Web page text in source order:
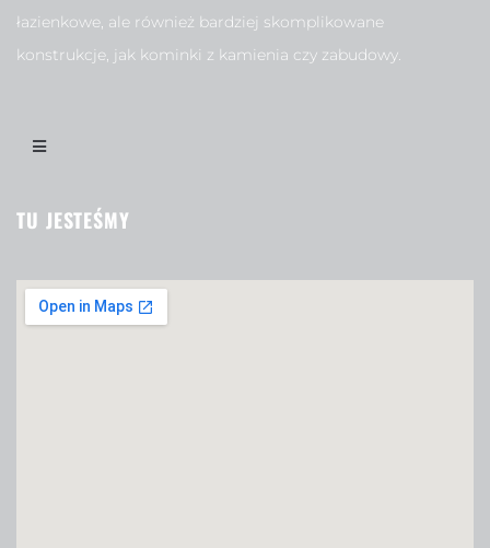
łazienkowe, ale również bardziej skomplikowane
konstrukcje, jak kominki z kamienia czy zabudowy.
TU JESTEŚMY